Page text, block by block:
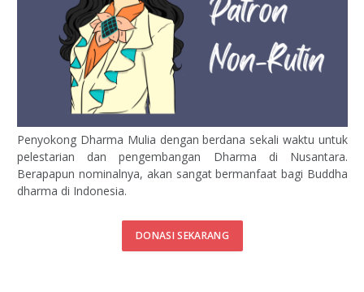
Penyokong Dharma Mulia dengan berdana sekali waktu untuk
pelestarian dan pengembangan Dharma di Nusantara.
Berapapun nominalnya, akan sangat bermanfaat bagi Buddha
dharma di Indonesia.
DONASI SEKARANG